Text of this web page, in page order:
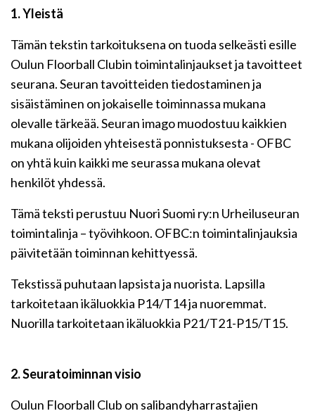
1. Yleistä
Tämän tekstin tarkoituksena on tuoda selkeästi esille
Oulun Floorball Clubin toimintalinjaukset ja tavoitteet
seurana. Seuran tavoitteiden tiedostaminen ja
sisäistäminen on jokaiselle toiminnassa mukana
olevalle tärkeää. Seuran imago muodostuu kaikkien
mukana olijoiden yhteisestä ponnistuksesta - OFBC
on yhtä kuin kaikki me seurassa mukana olevat
henkilöt yhdessä.
Tämä teksti perustuu Nuori Suomi ry:n Urheiluseuran
toimintalinja – työvihkoon. OFBC:n toimintalinjauksia
päivitetään toiminnan kehittyessä.
Tekstissä puhutaan lapsista ja nuorista. Lapsilla
tarkoitetaan ikäluokkia P14/T14 ja nuoremmat.
Nuorilla tarkoitetaan ikäluokkia P21/T21-P15/T15.
2. Seuratoiminnan visio
Oulun Floorball Club on salibandyharrastajien